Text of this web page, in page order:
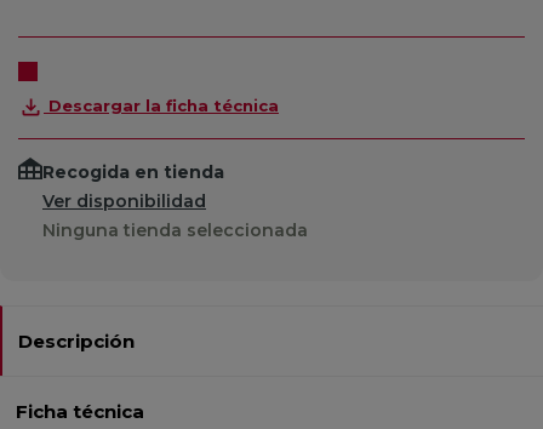
Descargar la ficha técnica
Recogida en tienda
Ver disponibilidad
Ninguna tienda seleccionada
Descripción
Ficha técnica